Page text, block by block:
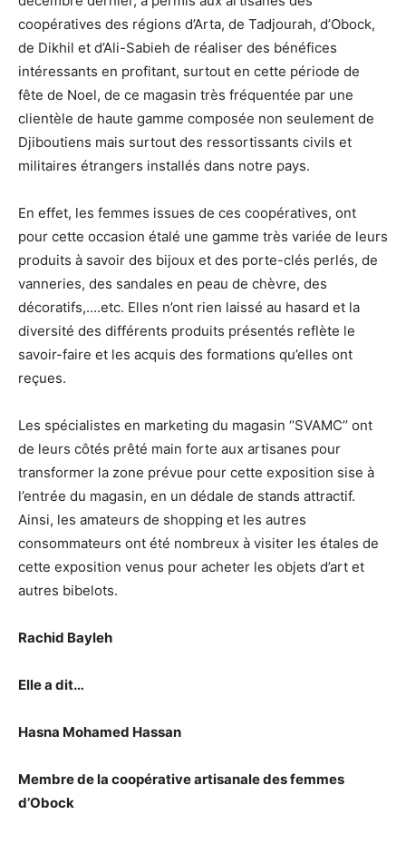
coopératives des régions d’Arta, de Tadjourah, d’Obock,
de Dikhil et d’Ali-Sabieh de réaliser des bénéfices
intéressants en profitant, surtout en cette période de
fête de Noel, de ce magasin très fréquentée par une
clientèle de haute gamme composée non seulement de
Djiboutiens mais surtout des ressortissants civils et
militaires étrangers installés dans notre pays.
En effet, les femmes issues de ces coopératives, ont
pour cette occasion étalé une gamme très variée de leurs
produits à savoir des bijoux et des porte-clés perlés, de
vanneries, des sandales en peau de chèvre, des
décoratifs,….etc. Elles n’ont rien laissé au hasard et la
diversité des différents produits présentés reflète le
savoir-faire et les acquis des formations qu’elles ont
reçues.
Les spécialistes en marketing du magasin ‘‘SVAMC’’ ont
de leurs côtés prêté main forte aux artisanes pour
transformer la zone prévue pour cette exposition sise à
l’entrée du magasin, en un dédale de stands attractif.
Ainsi, les amateurs de shopping et les autres
consommateurs ont été nombreux à visiter les étales de
cette exposition venus pour acheter les objets d’art et
autres bibelots.
Rachid Bayleh
Elle a dit…
Hasna Mohamed Hassan
Membre de la coopérative artisanale des femmes
d’Obock